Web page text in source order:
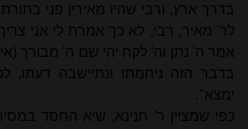
בדרך ארץ, ורבי שהיו מאירין פני
לר' מאיר, רבי, לא כך אמרת לי אני
אמר ה' נתן וה' לקח יהי שם ה' מבורך
בדבר הזה ניחמתו ונתיישבה דעתו,
ימצא".
כפי שמציין ר' חנינא, שיא החסד